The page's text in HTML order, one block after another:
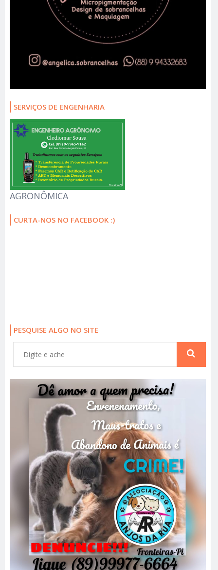
SERVIÇOS DE ENGENHARIA
AGRONÔMICA
CURTA-NOS NO FACEBOOK :)
PESQUISE ALGO NO SITE